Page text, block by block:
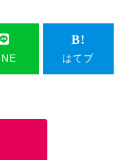
はてブ